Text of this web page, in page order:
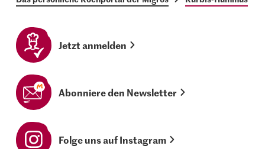
Jetzt anmelden
Abonniere den Newsletter
Folge uns auf Instagram